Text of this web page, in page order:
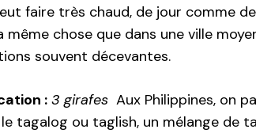
faire très chaud, de jour comme
même chose que dans une ville
souvent décevantes.
: 3 girafes Aux Philippines, on
tagalog ou taglish, un mélange de